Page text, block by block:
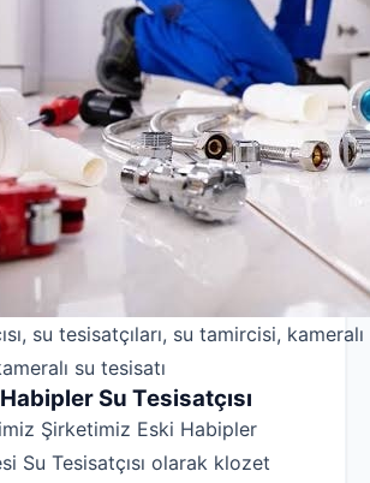
su tesisatçıları, su tamircisi,
su tesisatı
Su Tesisatçısı
Şirketimiz Eski Habipler
Su Tesisatçısı olarak klozet